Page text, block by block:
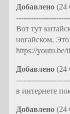
Добавлено (24
Вот тут
ногайском. Это
https://
Добавлено (24
в интернете
Добавлено (24